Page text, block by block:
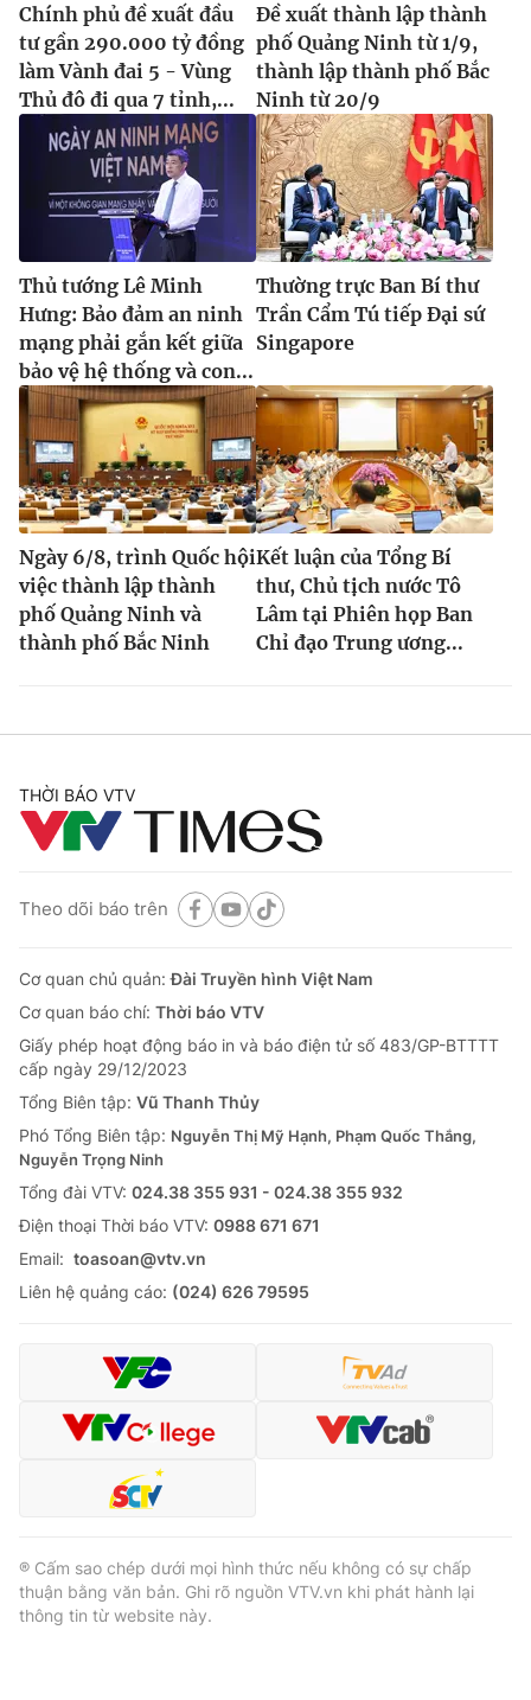
Chính phủ đề xuất đầu
tư gần 290.000 tỷ đồng
làm Vành đai 5 - Vùng
Thủ đô đi qua 7 tỉnh,...
Đề xuất thành lập thành
phố Quảng Ninh từ 1/9,
thành lập thành phố Bắc
Ninh từ 20/9
Thủ tướng Lê Minh
Hưng: Bảo đảm an ninh
mạng phải gắn kết giữa
bảo vệ hệ thống và con...
Thường trực Ban Bí thư
Trần Cẩm Tú tiếp Đại sứ
Singapore
Ngày 6/8, trình Quốc hội
việc thành lập thành
phố Quảng Ninh và
thành phố Bắc Ninh
Kết luận của Tổng Bí
thư, Chủ tịch nước Tô
Lâm tại Phiên họp Ban
Chỉ đạo Trung ương...
THỜI BÁO VTV
Theo dõi báo trên
Cơ quan chủ quản:Đài Truyền hình Việt Nam
Cơ quan báo chí: Thời báo VTV
Giấy phép hoạt động báo in và báo điện tử số 483/GP-BTTTT
cấp ngày 29/12/2023
Tổng Biên tập: Vũ Thanh Thủy
Phó Tổng Biên tập: Nguyễn Thị Mỹ Hạnh, Phạm Quốc Thắng,
Nguyễn Trọng Ninh
Tổng đài VTV: 024.38 355 931 - 024.38 355 932
Ðiện thoại Thời báo VTV: 0988 671 671
Email: toasoan@vtv.vn
Liên hệ quảng cáo: (024) 626 79595
® Cấm sao chép dưới mọi hình thức nếu không có sự chấp
thuận bằng văn bản. Ghi rõ nguồn VTV.vn khi phát hành lại
thông tin từ website này.